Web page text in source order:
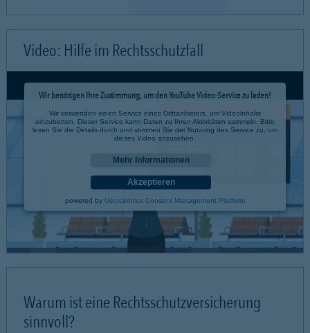
Video: Hilfe im Rechtsschutzfall
Wir benötigen Ihre Zustimmung, um den YouTube Video-Service zu laden!
Wir verwenden einen Service eines Drittanbieters, um Videoinhalte
einzubetten. Dieser Service kann Daten zu Ihren Aktivitäten sammeln. Bitte
lesen Sie die Details durch und stimmen Sie der Nutzung des Service zu, um
dieses Video anzusehen.
Mehr Informationen
Akzeptieren
powered by Usercentrics Consent Management Platform
Warum ist eine Rechtsschutzversicherung
sinnvoll?